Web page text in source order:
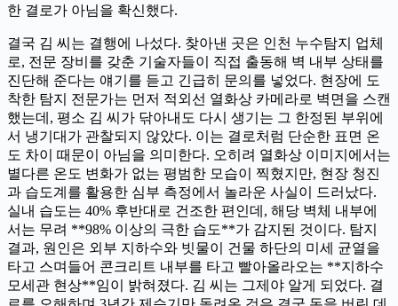
한 결로가 아님을 확신했다.
결국 김 씨는 결행에 나섰다. 찾아낸 곳은 인천 누수탐지 업체
로, 전문 장비를 갖춘 기술자들이 직접 출동해 벽 내부 상태를
진단해 준다는 얘기를 듣고 긴급히 문의를 넣었다. 현장에 도
착한 탐지 전문가는 먼저 적외선 열화상 카메라로 벽면을 스캔
했는데, 평소 김 씨가 닦아내도 다시 생기는 그 한정된 부위에
서 냉기대가 관찰되지 않았다. 이는 결로처럼 단순한 표면 온
도 차이 때문이 아님을 의미한다. 오히려 열화상 이미지에서는
별다른 온도 변화가 없는 평범한 모습이 찍혔지만, 현장 청진
과 습도계를 활용한 심부 측정에서 놀라운 사실이 드러났다.
실내 습도는 40% 후반대로 건조한 편인데, 해당 벽체 내부에
서는 무려 **98% 이상의 극한 습도**가 감지된 것이다. 탐지
결과, 원인은 외부 지하수와 빗물이 건물 하단의 미세 균열을
타고 스며들어 콘크리트 내부를 타고 빨아올라오는 **지하수
모세관 현상**임이 밝혀졌다. 김 씨는 그제야 알게 되었다. 결